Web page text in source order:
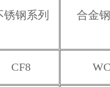
锈钢系列 合金
CF8